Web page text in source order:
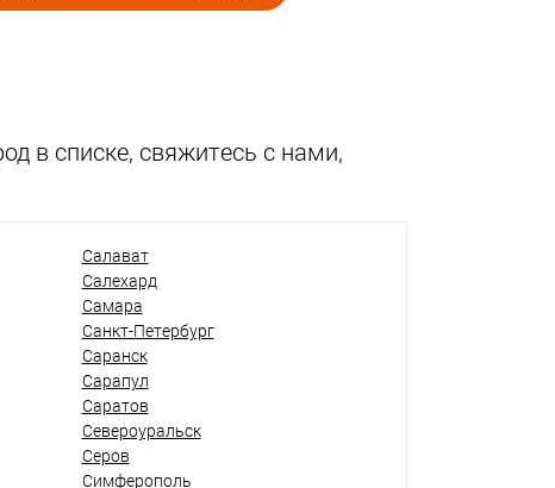
в списке, свяжитесь с нами,
Салават
Салехард
Самара
Санкт-Петербург
Саранск
Сарапул
Саратов
Североуральск
Серов
Симферополь